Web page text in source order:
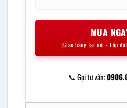
MUA
(Giao hàng tận nơi - Lắp
📞 Gọi tư vấn: